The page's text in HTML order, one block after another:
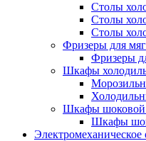
Столы
Столы
Столы
Фризеры для
Фризеры
Шкафы
Шкафы шоковой
Шкафы
Электромеханическое